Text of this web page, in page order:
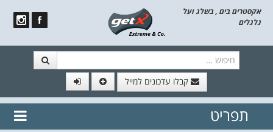
אקסטרים בים , בשלג ועל
גלגלים
קבלו עדכונים למייל
// הצטרף לרשימת תפוצה!
נשמח
תפריט